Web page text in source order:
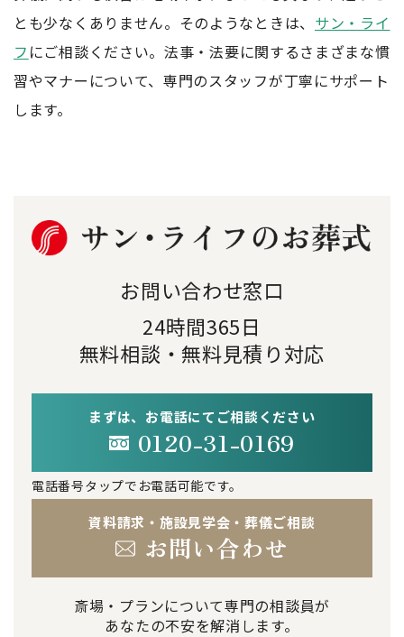
とも少なくありません。そのようなときは、 サン・ライ
フ にご相談ください。法事・法要に関するさまざまな慣
習やマナーについて、専門のスタッフが丁寧にサポート
します。
お問い合わせ窓口
24時間365日
無料相談・無料見積り対応
まずは、お電話にてご相談ください
0120-31-0169
電話番号タップでお電話可能です。
資料請求・施設見学会・葬儀ご相談
お問い合わせ
斎場・プランについて専門の相談員が
あなたの不安を解消します。